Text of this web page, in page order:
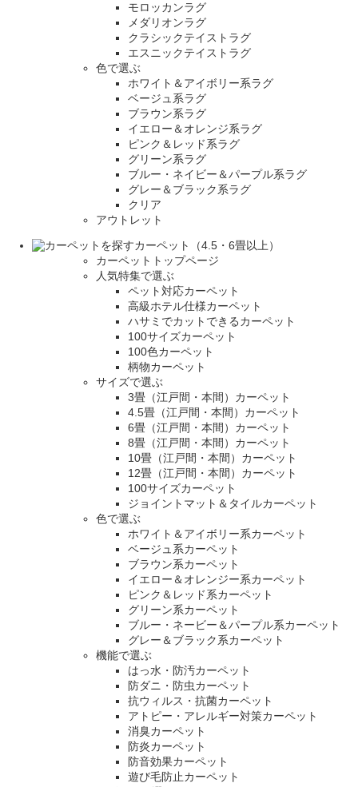
モロッカンラグ
メダリオンラグ
クラシックテイストラグ
エスニックテイストラグ
色で選ぶ
ホワイト＆アイボリー系ラグ
ベージュ系ラグ
ブラウン系ラグ
イエロー＆オレンジ系ラグ
ピンク＆レッド系ラグ
グリーン系ラグ
ブルー・ネイビー＆パープル系ラグ
グレー＆ブラック系ラグ
クリア
アウトレット
カーペット（4.5・6畳以上）
カーペットトップページ
人気特集で選ぶ
ペット対応カーペット
高級ホテル仕様カーペット
ハサミでカットできるカーペット
100サイズカーペット
100色カーペット
柄物カーペット
サイズで選ぶ
3畳（江戸間・本間）カーペット
4.5畳（江戸間・本間）カーペット
6畳（江戸間・本間）カーペット
8畳（江戸間・本間）カーペット
10畳（江戸間・本間）カーペット
12畳（江戸間・本間）カーペット
100サイズカーペット
ジョイントマット＆タイルカーペット
色で選ぶ
ホワイト＆アイボリー系カーペット
ベージュ系カーペット
ブラウン系カーペット
イエロー＆オレンジー系カーペット
ピンク＆レッド系カーペット
グリーン系カーペット
ブルー・ネービー＆パープル系カーペット
グレー＆ブラック系カーペット
機能で選ぶ
はっ水・防汚カーペット
防ダニ・防虫カーペット
抗ウィルス・抗菌カーペット
アトピー・アレルギー対策カーペット
消臭カーペット
防炎カーペット
防音効果カーペット
遊び毛防止カーペット